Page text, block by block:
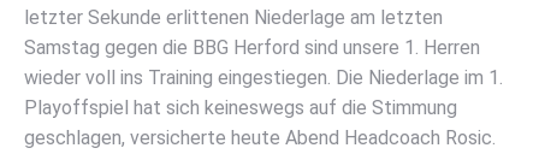
letzter Sekunde erlittenen Niederlage am letzten
Samstag gegen die BBG Herford sind unsere 1. Herren
wieder voll ins Training eingestiegen. Die Niederlage im 1.
Playoffspiel hat sich keineswegs auf die Stimmung
geschlagen, versicherte heute Abend Headcoach Rosic.